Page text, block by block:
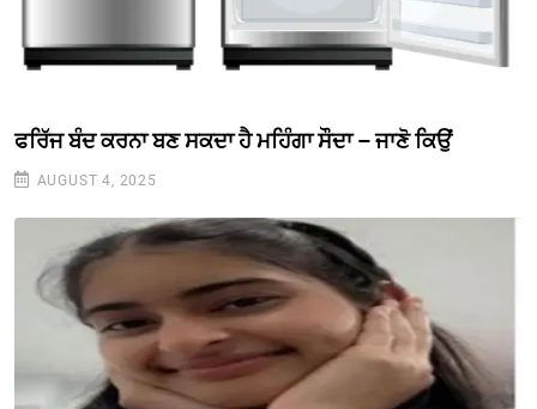
ਫਰਿੱਜ ਬੰਦ ਕਰਨਾ ਬਣ ਸਕਦਾ ਹੈ ਮਹਿੰਗਾ ਸੌਦਾ – ਜਾਣੋ ਕਿਉਂ
AUGUST 4, 2025